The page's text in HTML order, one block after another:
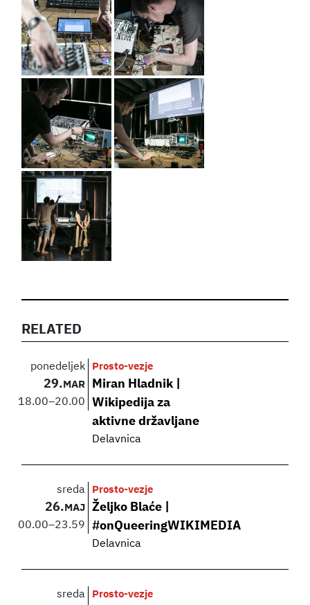
RELATED
ponedeljek
29. MAR
18.00–20.00
Prosto-vezje
Miran Hladnik |
Wikipedija za
aktivne državljane
Delavnica
sreda
26. MAJ
00.00–23.59
Prosto-vezje
Željko Blaće |
#onQueeringWIKIMEDIA
Delavnica
sreda Prosto-vezje